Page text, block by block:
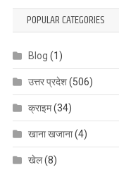
POPULAR CATEGORIES
Blog (1)
उत्तर प्रदेश(506)
क्राइम(34)
खाना खजाना(4)
खेल(8)